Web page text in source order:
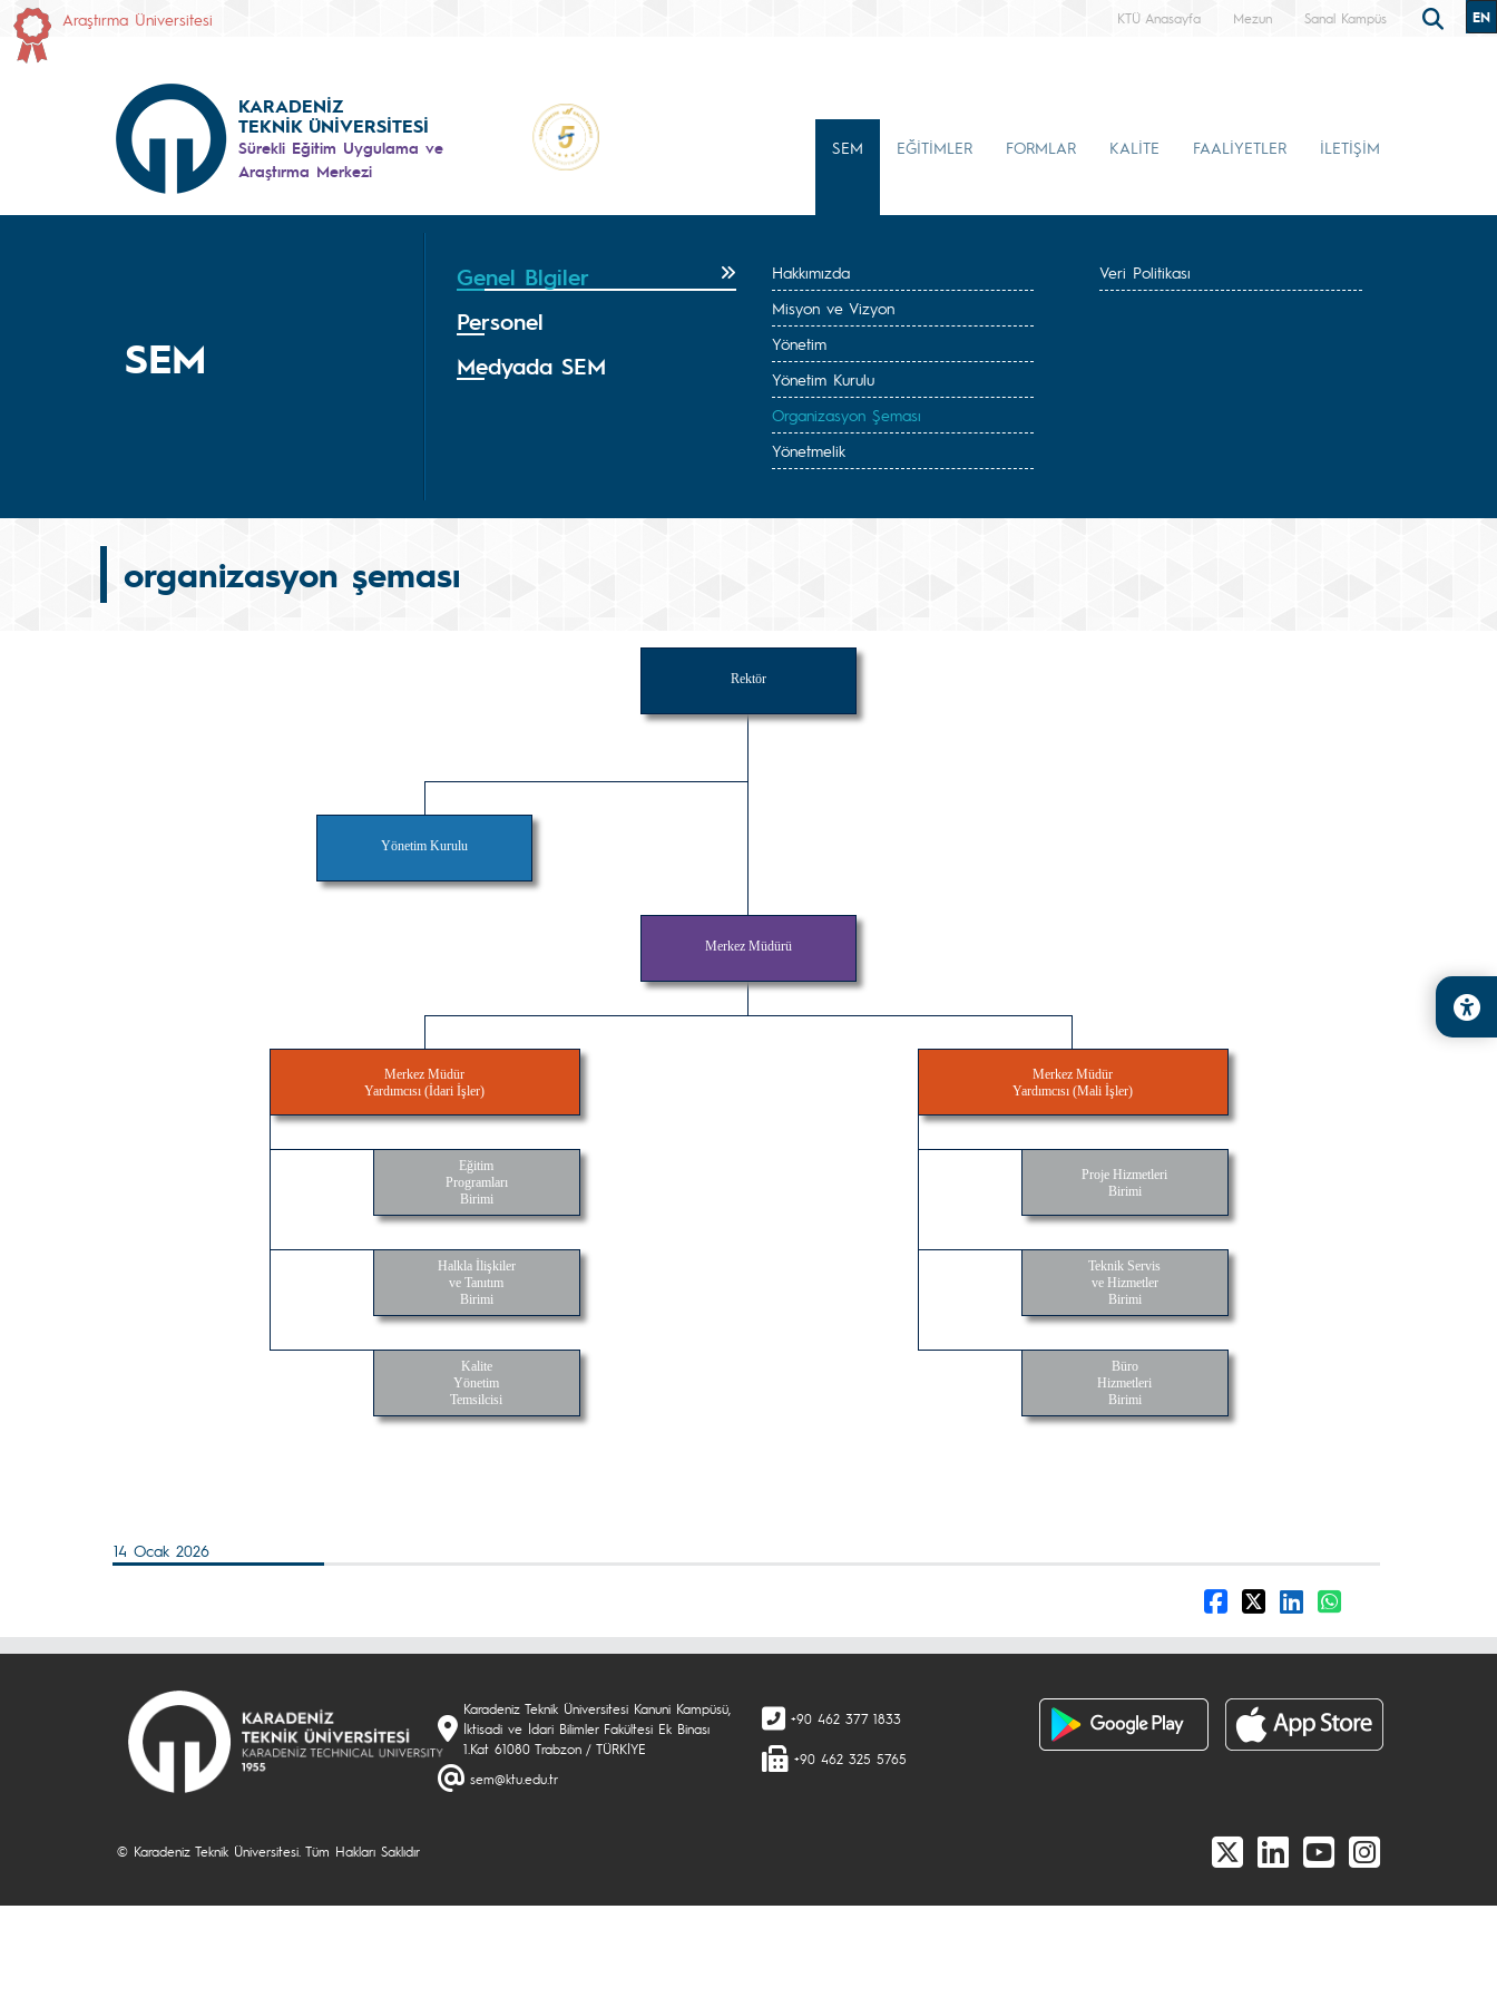
Araştırma Üniversitesi KTÜ Anasayfa Mezun Sanal Kampüs EN
KARADENİZ
TEKNİK ÜNİVERSİTESİ
Sürekli Eğitim Uygulama ve
Araştırma Merkezi
SEM EĞİTİMLER FORMLAR KALİTE FAALİYETLER İLETİŞİM
SEM
Genel Blgiler
Personel
Medyada SEM
Hakkımızda
Misyon ve Vizyon
Yönetim
Yönetim Kurulu
Organizasyon Şeması
Yönetmelik
Veri Politikası
organizasyon şeması
Rektör
Yönetim Kurulu
Merkez Müdürü
Merkez Müdür
Yardımcısı (İdari İşler)
Eğitim
Programları
Birimi
Halkla İlişkiler
ve Tanıtım
Birimi
Kalite
Yönetim
Temsilcisi
Merkez Müdür
Yardımcısı (Mali İşler)
Proje Hizmetleri
Birimi
Teknik Servis
ve Hizmetler
Birimi
Büro
Hizmetleri
Birimi
14 Ocak 2026
Karadeniz Teknik Üniversitesi Kanuni Kampüsü,
İktisadi ve İdari Bilimler Fakültesi Ek Binası
1.Kat 61080 Trabzon / TÜRKİYE
sem@ktu.edu.tr
+90 462 377 1833
+90 462 325 5765
© Karadeniz Teknik Üniversitesi. Tüm Hakları Saklıdır